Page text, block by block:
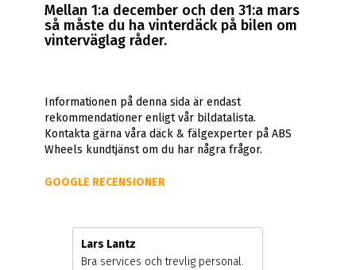
Mellan 1:a december och den 31:a mars
så måste du ha vinterdäck på bilen om
vinterväglag råder.
Informationen på denna sida är endast
rekommendationer enligt vår bildatalista.
Kontakta gärna våra däck & fälgexperter på ABS
Wheels kundtjänst om du har några frågor.
GOOGLE RECENSIONER
Lars Lantz
Bra services och trevlig personal.